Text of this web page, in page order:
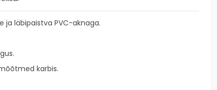
ja läbipaistva PVC-aknaga.
karbis.